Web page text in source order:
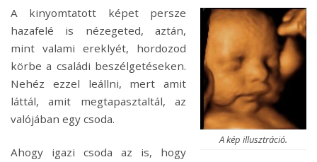
A kép illusztráció.
A kinyomtatott képet persze
hazafelé is nézegeted, aztán,
mint valami ereklyét, hordozod
körbe a családi beszélgetéseken.
Nehéz ezzel leállni, mert amit
láttál, amit megtapasztaltál, az
valójában egy csoda.
Ahogy igazi csoda az is, hogy